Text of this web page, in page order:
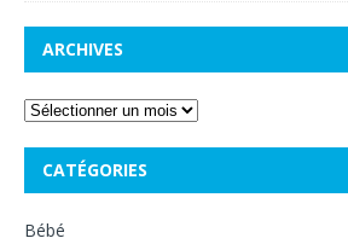
ARCHIVES
CATÉGORIES
Bébé